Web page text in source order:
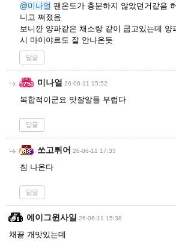
@미나얼 팬온도가 충분하지 않았던거같음
니고 쪄졌음
보니깐 양파같은 채소랑 같이 굽고있는데 양
시 마이야르도 잘 안나온듯
답글
미나얼 26-06-11 15:52
복합적이군요 맛잘알들 부럽다
답글
쏘고튀어 26-06-11 17:33
침 나온다
답글
에이그윈사일 26-06-11 15:38
채끝 개맛있는데